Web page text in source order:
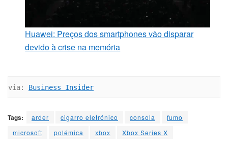
Huawei: Preços dos smartphones vão disparar
devido à crise na memória
via: Business Insider
Tags: arder cigarro eletrónico consola
fumo
microsoft
polémica xbox Xbox Series X